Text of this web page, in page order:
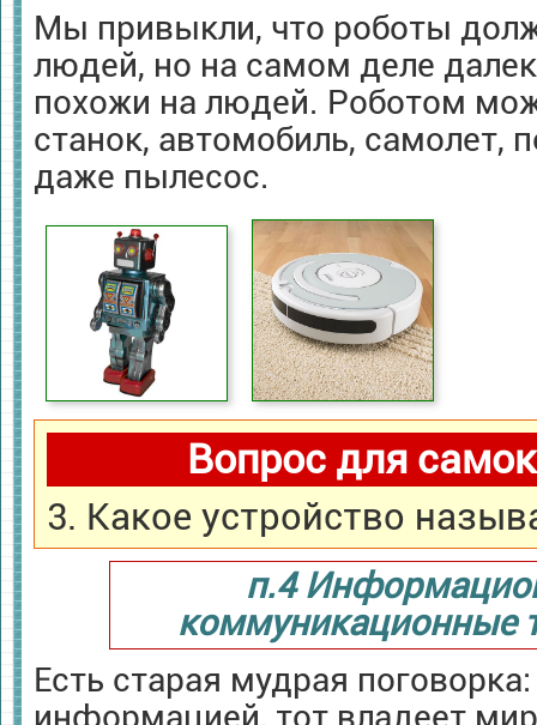
Мы привыкли, что роботы
людей, но на самом деле
похожи на людей. Роботом
станок, автомобиль, самолет,
даже пылесос.
Вопрос для
3. Какое устройство
п.4
коммуникационные
Есть старая мудрая